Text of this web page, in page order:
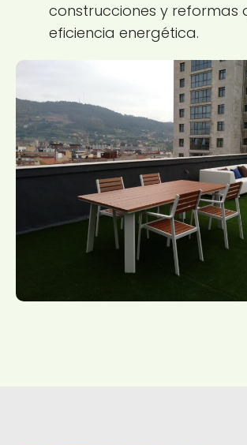
construcciones y reformas
eficiencia energética.